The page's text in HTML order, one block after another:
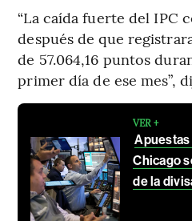
“La caída fuerte del IPC
después de que
de 57.064,16 puntos
primer día de ese mes”,
VER +
Chicago
de la